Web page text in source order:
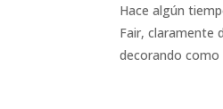
Hace algún
Fair, claramente
decorando como